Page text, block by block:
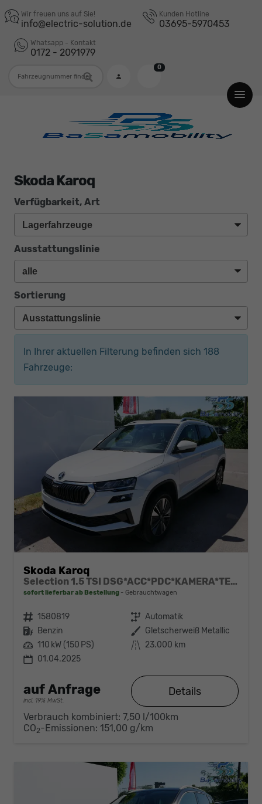
Wir freuen uns auf Sie!
info@electric-solution.de
Kunden Hotline
03695-5970453
Whatsapp - Kontakt
0172 - 2091979
0
Skoda Karoq
Verfügbarkeit, Art
Ausstattungslinie
Sortierung
In Ihrer aktuellen Filterung befinden sich 188
Fahrzeuge:
Skoda Karoq
Selection 1.5 TSI DSG*ACC*PDC*KAMERA*TEMPOMAT*LED*SMARTLINK*KLIMA*RADIO*17-ZOLL
sofort lieferbar ab Bestellung Gebrauchtwagen
Fahrzeugnr. 1580819 Getriebe Automatik
Kraftstoff Benzin Außenfarbe Gletscherweiß Metallic
Leistung 110 kW (150 PS) Kilometerstand 23.000 km
01.04.2025
auf Anfrage
incl. 19% MwSt.
Details
Verbrauch kombiniert: 7,50 l/100km
CO2-Emissionen: 151,00 g/km